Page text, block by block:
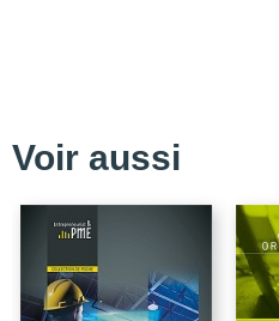
Voir aussi